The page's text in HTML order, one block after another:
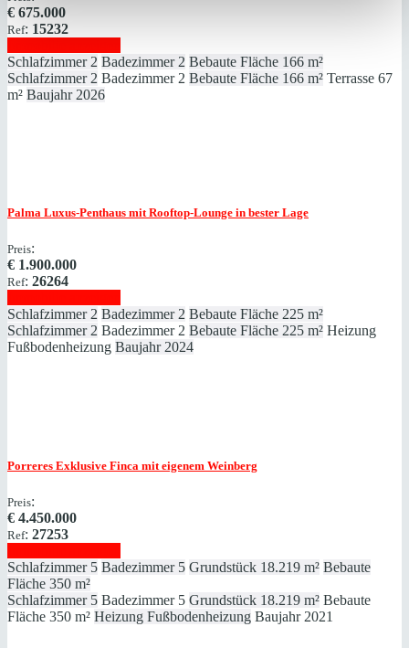
€ 675.000
Ref: 15232
Schlafzimmer 2 Badezimmer 2 Bebaute Fläche 166 m²
Schlafzimmer 2 Badezimmer 2 Bebaute Fläche 166 m² Terrasse 67
m² Baujahr 2026
Palma Luxus-Penthaus mit Rooftop-Lounge in bester Lage
Preis:
€ 1.900.000
Ref: 26264
Schlafzimmer 2 Badezimmer 2 Bebaute Fläche 225 m²
Schlafzimmer 2 Badezimmer 2 Bebaute Fläche 225 m² Heizung
Fußbodenheizung Baujahr 2024
Porreres Exklusive Finca mit eigenem Weinberg
Preis:
€ 4.450.000
Ref: 27253
Schlafzimmer 5 Badezimmer 5 Grundstück 18.219 m² Bebaute
Fläche 350 m²
Schlafzimmer 5 Badezimmer 5 Grundstück 18.219 m² Bebaute
Fläche 350 m² Heizung Fußbodenheizung Baujahr 2021